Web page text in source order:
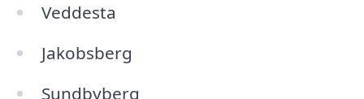
Veddesta
Jakobsberg
Sundbyberg